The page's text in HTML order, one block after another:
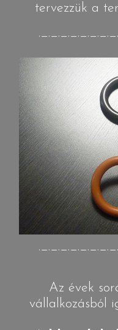
tervezzük a
Az évek
vállalkozásból